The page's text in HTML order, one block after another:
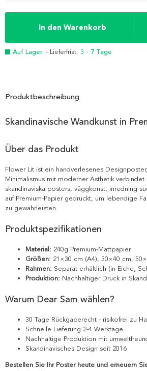
In den Warenkorb
Auf Lager - Lieferfrist: 3 - 7 Tage
Produktbeschreibung
Skandinavische Wandkunst in
Über das Produkt
Flower Lit ist ein handverlesenes
Minimalismus mit moderner Ästhetik
skandinaviska posters, väggkonst, inredning
auf Premium-Papier gedruckt, um lebendige
zu gewährleisten.
Produktspezifikationen
Material: 240g Premium-Mattpapier
Größen: 21×30 cm (A4), 30×40 cm,
Rahmen: Separat erhältlich (in Eiche,
Produktion: Nachhaltiger Druck in
Warum Dear Sam wählen?
30 Tage Rückgaberecht - risikofrei zu
Schnelle Lieferung 2-4 Werktage
Nachhaltige Produktion mit
Skandinavisches Design seit 2016
Bestellen Sie Ihr Poster heute und erneuern